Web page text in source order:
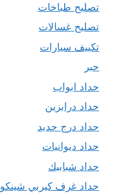
تصليح طباخات
تصليح غسالات
تكييف سيارات
حبر
حداد ابواب
حداد درابزين
حداد درج حديد
حداد ديوانيات
حداد شبابيك
حداد غرف كيربي شينكو